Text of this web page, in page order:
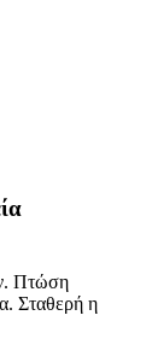
Πτώση
Σταθερή η